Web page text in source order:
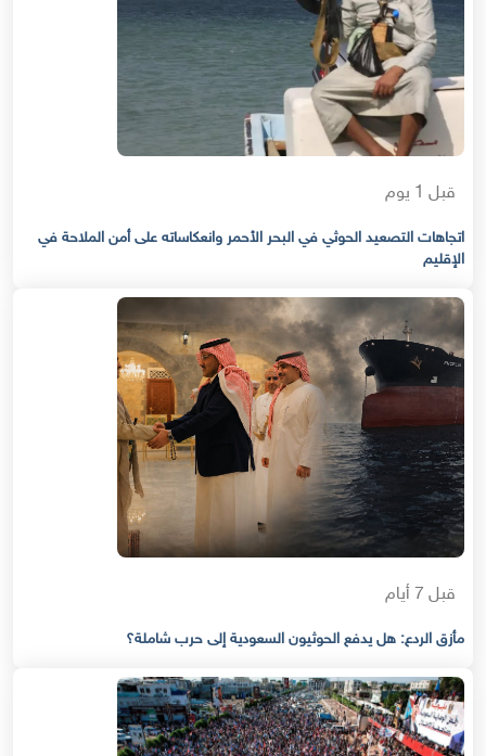
قبل 1 يوم
اتجاهات التصعيد الحوثي في البحر الأحمر وانعكاساته على أمن الملاحة في
الإقليم
قبل 7 أيام
مأزق الردع: هل يدفع الحوثيون السعودية إلى حرب شاملة؟